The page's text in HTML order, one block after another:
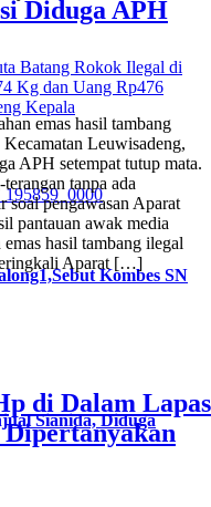
Batang Rokok Ilegal di
Kg dan Uang Rp476
Kepala
Kombes SN
Sianida, Diduga
Diduga APH
emas hasil tambang
Leuwisadeng,
APH setempat tutup mata.
tanpa ada
soal pengawasan Aparat
pantauan awak media
hasil tambang ilegal
Aparat […]
di Dalam Lapas
Dipertanyakan